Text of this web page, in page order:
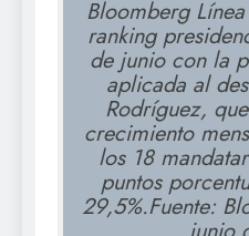
Bloomberg
ranking
de junio con la
aplicada al
Rodríguez,
crecimiento
los 18
puntos
29,5%.Fuente: